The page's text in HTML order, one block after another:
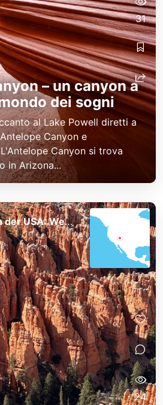
– un canyon a
dei sogni
al Lake Powell diretti a
Canyon e
Canyon si trova
in Arizona...
31
Südwesten der USA: Westküste und Nationalparks
24